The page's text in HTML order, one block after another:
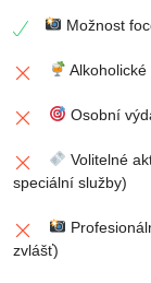
Možnost
Alkoholické
Osobní
Volitelné
speciální služby)
zvlášť)